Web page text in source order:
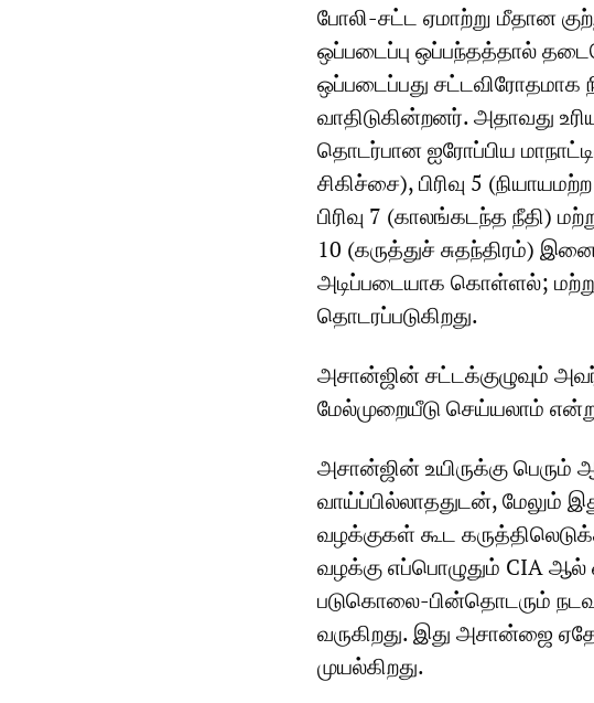
போலி-சட்ட ஏமாற்று மீதான
ஒப்படைப்பு ஒப்பந்தத்தால்
ஒப்படைப்பது சட்டவிரோதமாக
வாதிடுகின்றனர். அதாவது
தொடர்பான ஐரோப்பிய
சிகிச்சை), பிரிவு 5
பிரிவு 7 (காலங்கடந்த நீதி)
10 (கருத்துச் சுதந்திரம்)
அடிப்படையாக கொள்ளல்;
தொடரப்படுகிறது.
அசான்ஜின் சட்டக்குழுவும்
மேல்முறையீடு செய்யலாம் என்று
அசான்ஜின் உயிருக்கு
வாய்ப்பில்லாததுடன், மேலும்
வழக்குகள் கூட
வழக்கு எப்பொழுதும் CIA
படுகொலை-பின்தொடரும்
வருகிறது. இது அசான்ஜை
முயல்கிறது.